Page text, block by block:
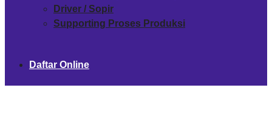
Driver / Sopir
Supporting Proses Produksi
Daftar Online